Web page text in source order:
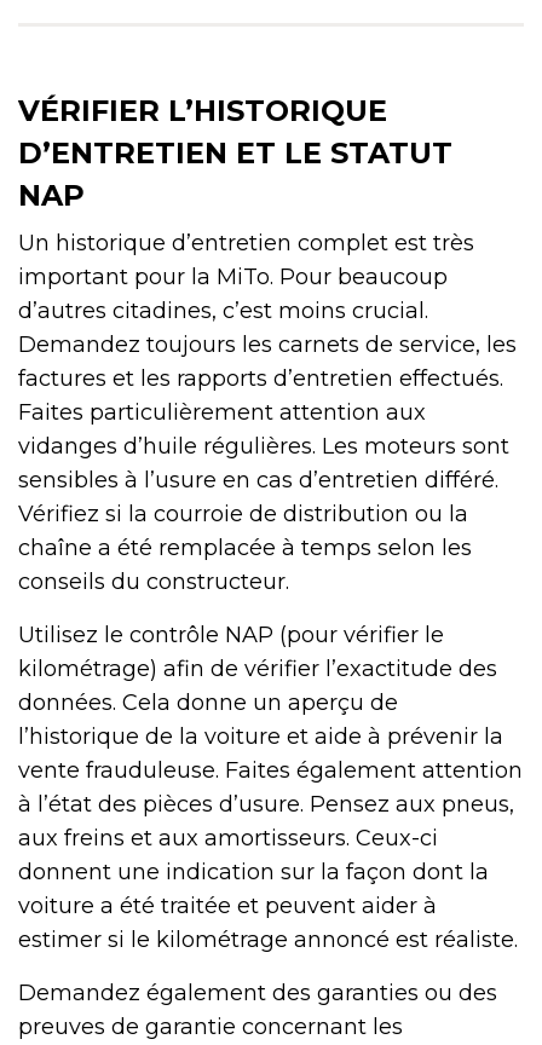
VÉRIFIER L’HISTORIQUE
D’ENTRETIEN ET LE STATUT
NAP
Un historique d’entretien complet est très
important pour la MiTo. Pour beaucoup
d’autres citadines, c’est moins crucial.
Demandez toujours les carnets de service, les
factures et les rapports d’entretien effectués.
Faites particulièrement attention aux
vidanges d’huile régulières. Les moteurs sont
sensibles à l’usure en cas d’entretien différé.
Vérifiez si la courroie de distribution ou la
chaîne a été remplacée à temps selon les
conseils du constructeur.
Utilisez le contrôle NAP (pour vérifier le
kilométrage) afin de vérifier l’exactitude des
données. Cela donne un aperçu de
l’historique de la voiture et aide à prévenir la
vente frauduleuse. Faites également attention
à l’état des pièces d’usure. Pensez aux pneus,
aux freins et aux amortisseurs. Ceux-ci
donnent une indication sur la façon dont la
voiture a été traitée et peuvent aider à
estimer si le kilométrage annoncé est réaliste.
Demandez également des garanties ou des
preuves de garantie concernant les